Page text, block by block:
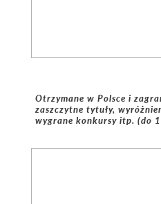
Otrzymane w Polsce i
zaszczytne tytuły,
wygrane konkursy itp. (do